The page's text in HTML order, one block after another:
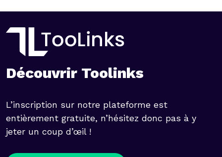
Découvrir Toolinks
L’inscription sur notre plateforme est
entièrement gratuite, n’hésitez donc pas à y
jeter un coup d’œil !